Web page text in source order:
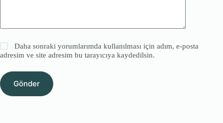
Daha sonraki yorumlarımda kullanılması için adım, e-posta
adresim ve site adresim bu tarayıcıya kaydedilsin.
Gönder